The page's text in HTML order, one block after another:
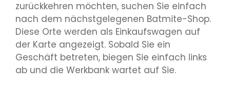
zurückkehren möchten, suchen Sie einfach
nach dem nächstgelegenen Batmite-Shop.
Diese Orte werden als Einkaufswagen auf
der Karte angezeigt. Sobald Sie ein
Geschäft betreten, biegen Sie einfach links
ab und die Werkbank wartet auf Sie.